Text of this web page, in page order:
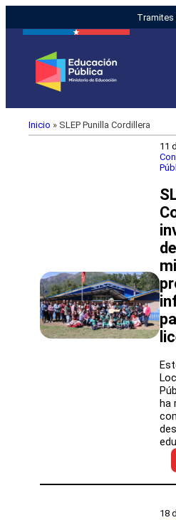
Tramites
Inicio » SLEP Punilla Cordillera
11
ha
18